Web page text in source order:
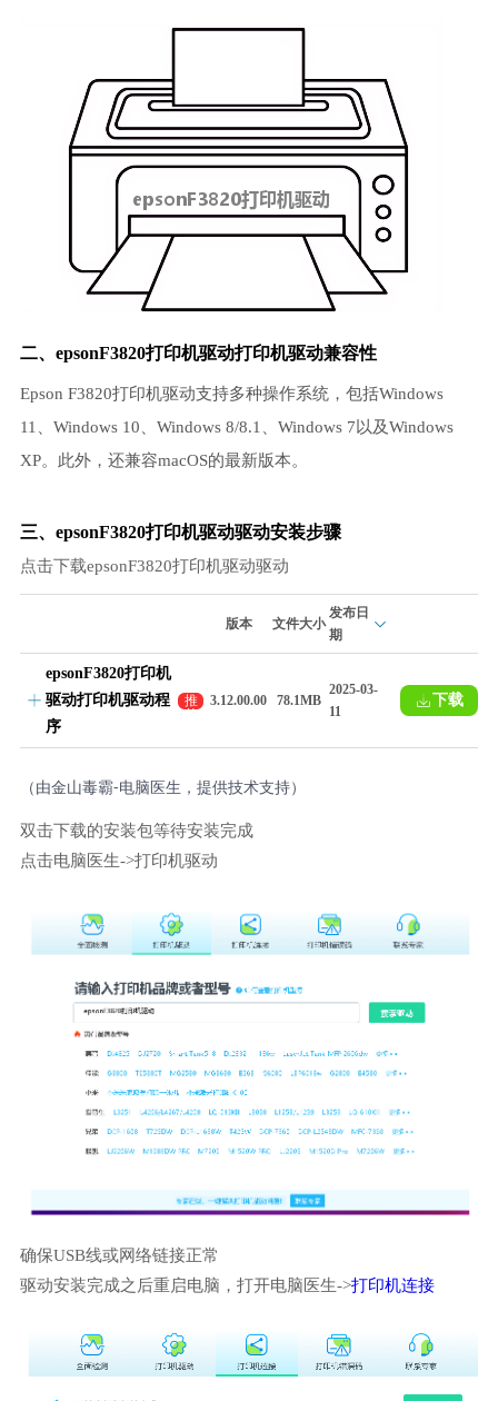
二、epsonF3820打印机驱动打印机驱动兼容性
Epson F3820打印机驱动支持多种操作系统，包括Windows
11、Windows 10、Windows 8/8.1、Windows 7以及Windows
XP。此外，还兼容macOS的最新版本。
三、epsonF3820打印机驱动驱动安装步骤
点击下载epsonF3820打印机驱动驱动
版本 文件大小
发布日
期
epsonF3820打印机
驱动打印机驱动程
序
推
荐
3.12.00.00 78.1MB
2025-03-
11
下载
（由金山毒霸-电脑医生，提供技术支持）
双击下载的安装包等待安装完成
点击电脑医生->打印机驱动
确保USB线或网络链接正常
驱动安装完成之后重启电脑，打开电脑医生->打印机连接